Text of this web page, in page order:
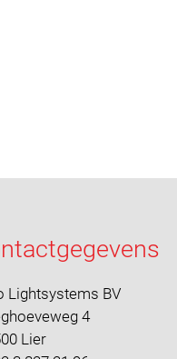
Lightsystems BV
4
Lier